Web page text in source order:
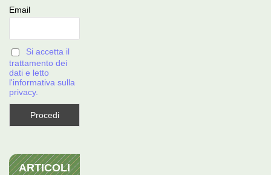
Email
Si accetta il
trattamento dei
dati e letto
l'informativa sulla
privacy.
ARTICOLI